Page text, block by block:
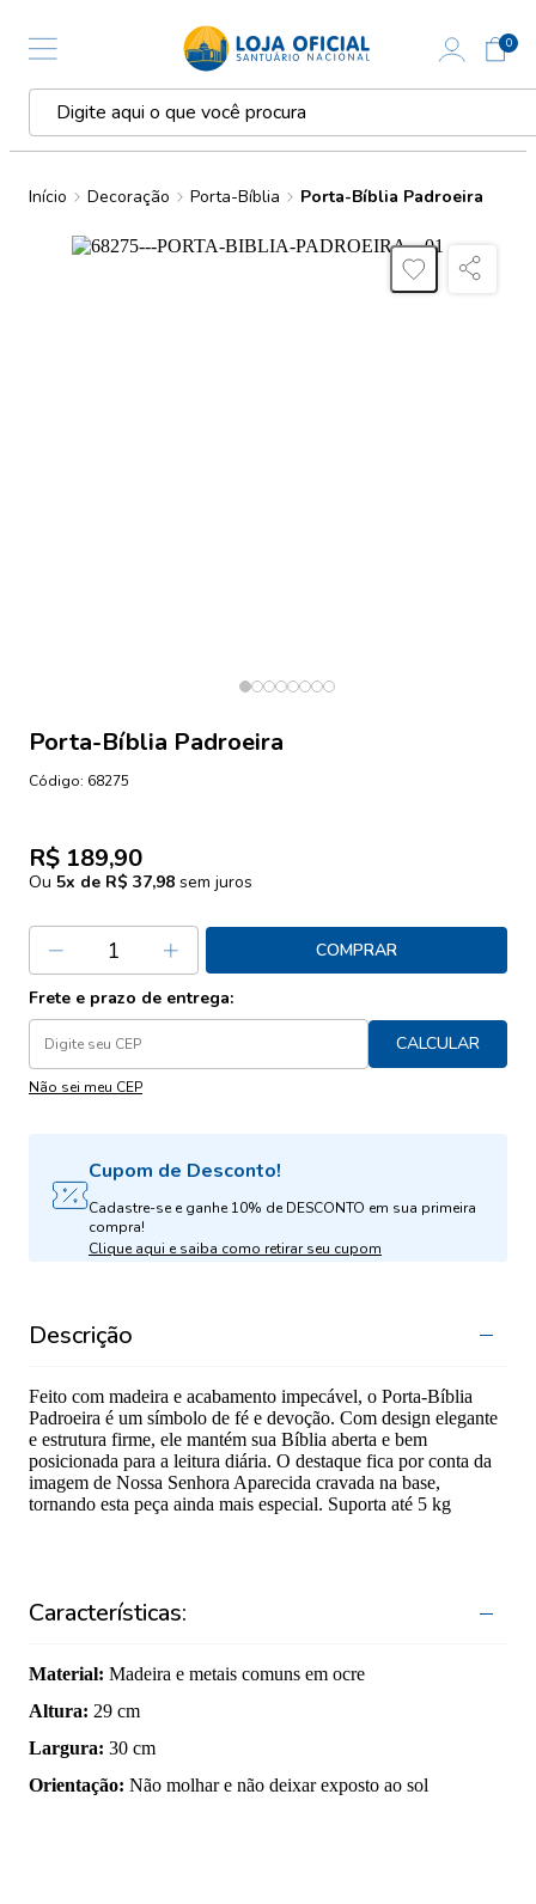
0
Início Decoração Porta-Bíblia Porta-Bíblia Padroeira
Porta-Bíblia Padroeira
Código: 68275
R$ 189,90
Ou 5x de R$ 37,98 sem juros
COMPRAR
Frete e prazo de entrega:
CALCULAR
Não sei meu CEP
Cupom de Desconto!
Cadastre-se e ganhe 10% de DESCONTO em sua primeira
compra!
Clique aqui e saiba como retirar seu cupom
Descrição
Feito com madeira e acabamento impecável, o Porta-Bíblia
Padroeira é um símbolo de fé e devoção. Com design elegante
e estrutura firme, ele mantém sua Bíblia aberta e bem
posicionada para a leitura diária. O destaque fica por conta da
imagem de Nossa Senhora Aparecida cravada na base,
tornando esta peça ainda mais especial. Suporta até 5 kg
Características:
Material: Madeira e metais comuns em ocre
Altura: 29 cm
Largura: 30 cm
Orientação: Não molhar e não deixar exposto ao sol